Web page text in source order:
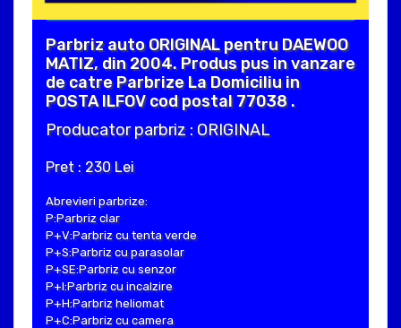
Parbriz auto ORIGINAL pentru DAEWOO
MATIZ, din 2004. Produs pus in vanzare
de catre Parbrize La Domiciliu in
POSTA ILFOV cod postal 77038 .
Producator parbriz : ORIGINAL
Pret : 230 Lei
Abrevieri parbrize:
P:Parbriz clar
P+V:Parbriz cu tenta verde
P+S:Parbriz cu parasolar
P+SE:Parbriz cu senzor
P+I:Parbriz cu incalzire
P+H:Parbriz heliomat
P+C:Parbriz cu camera